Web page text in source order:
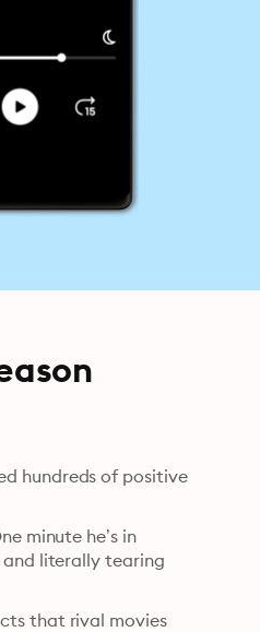
hundreds of positive
minute he’s in
literally tearing
that rival movies